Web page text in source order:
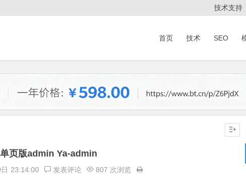
技术支持
首页 技术 SEO
单页版admin Ya-admin
23:14:00 发表评论 807 次浏览